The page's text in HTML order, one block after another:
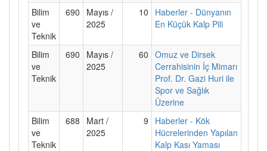
Bilim
ve
Teknik
690
Mayıs /
2025
10
Haberler - Dünyanın
En Küçük Kalp Pili
Bilim
ve
Teknik
690
Mayıs /
2025
60 Omuz ve Dirsek
Cerrahisinin İç Mimarı
Prof. Dr. Gazi Huri ile
Spor ve Sağlık
Üzerine
Bilim
ve
Teknik
688
Mart /
2025
9
Haberler - Kök
Hücrelerinden Yapılan
Kalp Kası Yaması